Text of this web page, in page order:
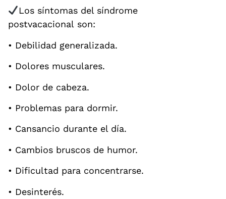
Los síntomas del síndrome
postvacacional son:
• Debilidad generalizada.
• Dolores musculares.
• Dolor de cabeza.
• Problemas para dormir.
• Cansancio durante el día.
• Cambios bruscos de humor.
• Dificultad para concentrarse.
• Desinterés.